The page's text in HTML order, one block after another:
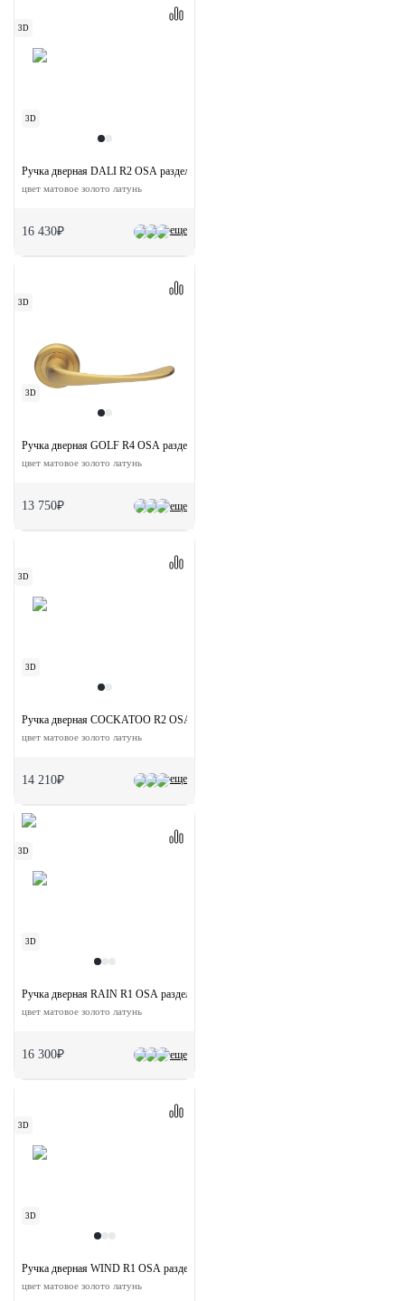
3D
3D
еще
Ручка дверная DALI R2 OSA раздельная на круглой розетке
цвет матовое золото латунь
16 430₽
3D
3D
еще
Ручка дверная GOLF R4 OSA раздельная на круглой розетке
цвет матовое золото латунь
13 750₽
3D
3D
еще
Ручка дверная COCKATOO R2 OSA раздельная на круглой розетке
цвет матовое золото латунь
14 210₽
3D
3D
еще
Ручка дверная RAIN R1 OSA раздельная на круглой розетке
цвет матовое золото латунь
16 300₽
3D
3D
Ручка дверная WIND R1 OSA раздельная на круглой розетке
цвет матовое золото латунь